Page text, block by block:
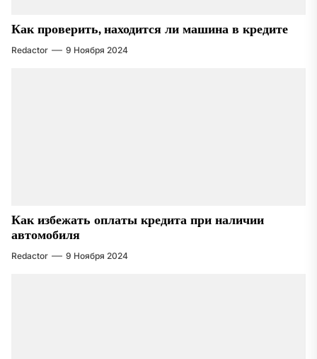
Как проверить, находится ли машина в кредите
Redactor 9 Ноября 2024
Как избежать оплаты кредита при наличии
автомобиля
Redactor 9 Ноября 2024